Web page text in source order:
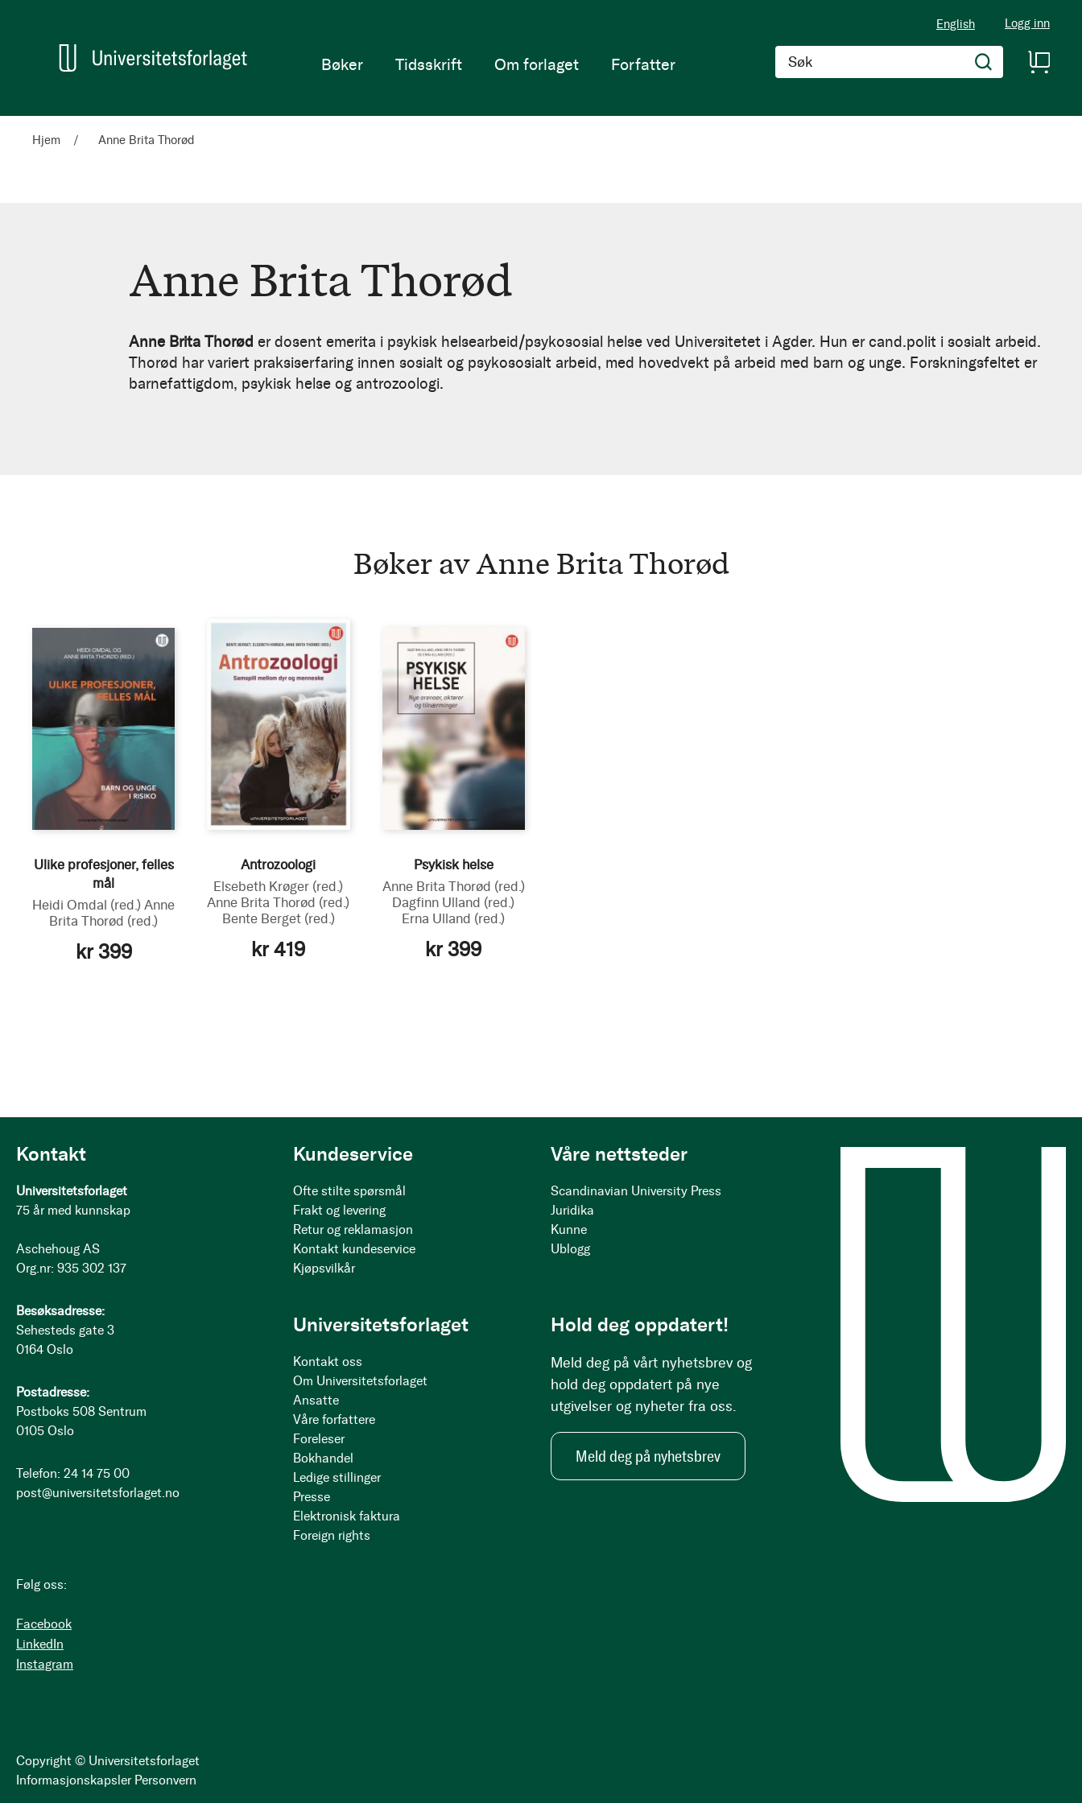
English Logg inn
Søk
Hjem
Bøker Tidsskrift Om forlaget Forfatter
Hjem Anne Brita Thorød
Anne
Brita
Thorød
Anne Brita Thorød
Anne Brita Thorød er dosent emerita i psykisk helsearbeid/psykososial helse ved Universitetet i Agder. Hun er cand.polit i sosialt arbeid.
Thorød har variert praksiserfaring innen sosialt og psykososialt arbeid, med hovedvekt på arbeid med barn og unge. Forskningsfeltet er
barnefattigdom, psykisk helse og antrozoologi.
Bøker av Anne Brita Thorød
Ulike profesjoner, felles
mål
Heidi Omdal (red.) Anne
Brita Thorød (red.)
kr 399
Antrozoologi
Elsebeth Krøger (red.)
Anne Brita Thorød (red.)
Bente Berget (red.)
kr 419
Psykisk helse
Anne Brita Thorød (red.)
Dagfinn Ulland (red.)
Erna Ulland (red.)
kr 399
Kontakt
Universitetsforlaget
75 år med kunnskap
Aschehoug AS
Org.nr: 935 302 137
Besøksadresse:
Sehesteds gate 3
0164 Oslo
Postadresse:
Postboks 508 Sentrum
0105 Oslo
Telefon: 24 14 75 00
post@universitetsforlaget.no
Følg oss:
Facebook
LinkedIn
Instagram
Copyright © Universitetsforlaget
Informasjonskapsler Personvern
Kundeservice
Ofte stilte spørsmål
Frakt og levering
Retur og reklamasjon
Kontakt kundeservice
Kjøpsvilkår
Våre nettsteder
Scandinavian University Press
Juridika
Kunne
Ublogg
Universitetsforlaget
Kontakt oss
Om Universitetsforlaget
Ansatte
Våre forfattere
Foreleser
Bokhandel
Ledige stillinger
Presse
Elektronisk faktura
Foreign rights
Hold deg oppdatert!
Meld deg på vårt nyhetsbrev og
hold deg oppdatert på nye
utgivelser og nyheter fra oss.
Meld deg på nyhetsbrev